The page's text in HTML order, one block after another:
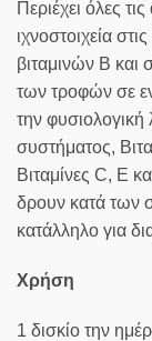
Περιέχει όλες
ιχνοστοιχεία
βιταμινών Β και
των τροφών σε
την φυσιολογική
συστήματος,
Βιταμίνες C, E
δρουν κατά των
κατάλληλο για
Χρήση
1 δισκίο την